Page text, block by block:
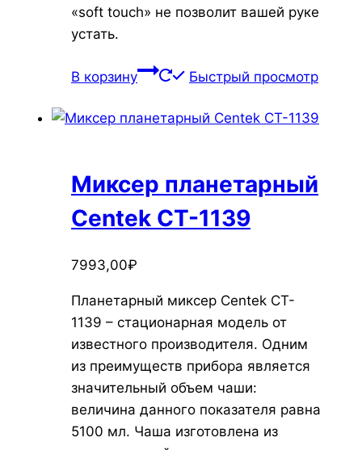
«soft touch» не позволит вашей руке
устать.
В корзину Быстрый просмотр
Миксер планетарный
Centek CT-1139
7993,00₽
Планетарный миксер Centek CT-
1139 – стационарная модель от
известного производителя. Одним
из преимуществ прибора является
значительный объем чаши:
величина данного показателя равна
5100 мл. Чаша изготовлена из